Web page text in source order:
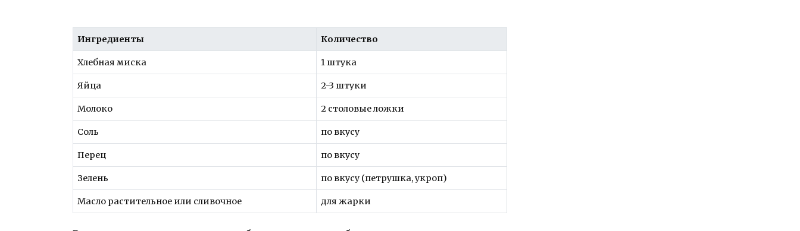
Ингредиенты Количество
Хлебная миска 1 штука
Яйца 2-3 штуки
Молоко 2 столовые ложки
Соль по вкусу
Перец по вкусу
Зелень по вкусу (петрушка, укроп)
Масло растительное или сливочное для жарки